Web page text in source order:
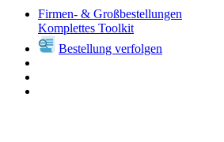
Firmen- & Großbestellungen
Komplettes Toolkit
Bestellung verfolgen